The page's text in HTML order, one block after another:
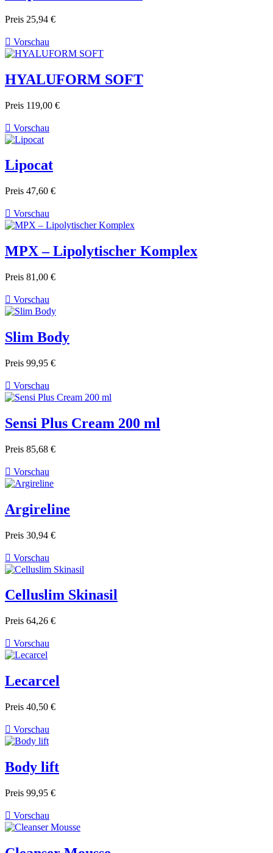
Preis 25,94 €
 Vorschau
HYALUFORM SOFT
Preis 119,00 €
 Vorschau
Lipocat
Preis 47,60 €
 Vorschau
MPX – Lipolytischer Komplex
Preis 81,00 €
 Vorschau
Slim Body
Preis 99,95 €
 Vorschau
Sensi Plus Cream 200 ml
Preis 85,68 €
 Vorschau
Argireline
Preis 30,94 €
 Vorschau
Celluslim Skinasil
Preis 64,26 €
 Vorschau
Lecarcel
Preis 40,50 €
 Vorschau
Body lift
Preis 99,95 €
 Vorschau